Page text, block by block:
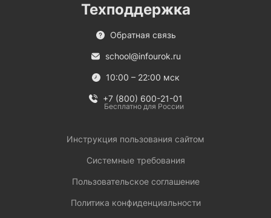
Техподдержка
Обратная связь
school@infourok.ru
10:00 – 22:00 мск
+7 (800) 600-21-01
Бесплатно для России
Инструкция пользования сайтом
Системные требования
Пользовательское соглашение
Политика конфиденциальности